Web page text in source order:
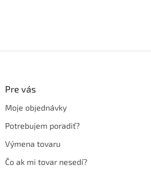
Pre vás
Moje objednávky
Potrebujem poradiť?
Výmena tovaru
Čo ak mi tovar nesedí?